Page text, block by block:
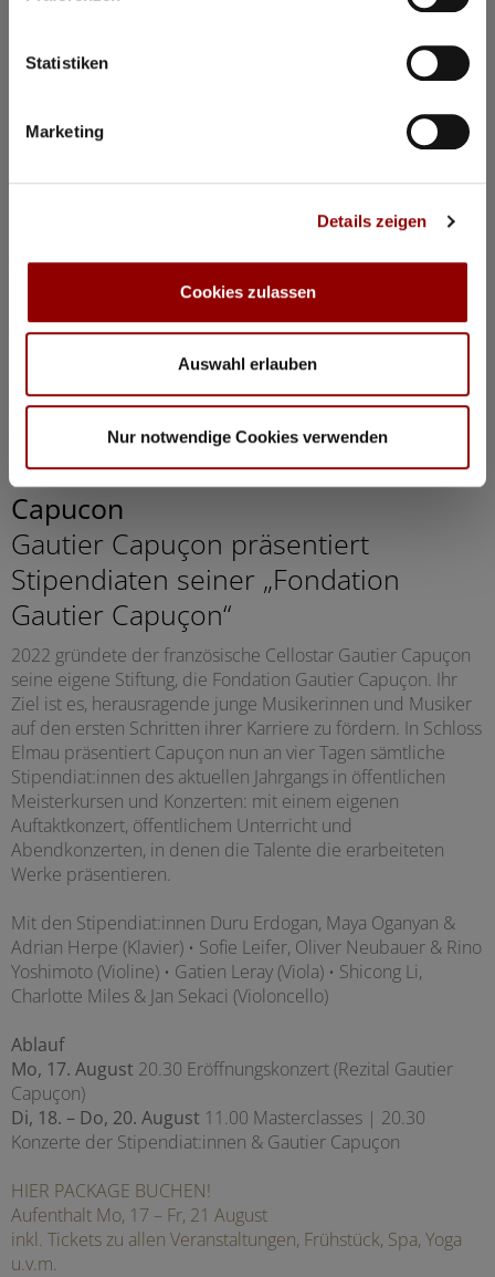
Statistiken
Marketing
Details zeigen
Cookies zulassen
Auswahl erlauben
Nur notwendige Cookies verwenden
Konzerte & Masterclasses Gautier Capuçon
Konzerte & Masterclasses Gautier
Capucon
Gautier Capuçon präsentiert
Stipendiaten seiner „Fondation
Gautier Capuçon“
2022 gründete der französische Cellostar Gautier Capuçon
seine eigene Stiftung, die Fondation Gautier Capuçon. Ihr
Ziel ist es, herausragende junge Musikerinnen und Musiker
auf den ersten Schritten ihrer Karriere zu fördern. In Schloss
Elmau präsentiert Capuçon nun an vier Tagen sämtliche
Stipendiat:innen des aktuellen Jahrgangs in öffentlichen
Meisterkursen und Konzerten: mit einem eigenen
Auftaktkonzert, öffentlichem Unterricht und
Abendkonzerten, in denen die Talente die erarbeiteten
Werke präsentieren.
Mit den Stipendiat:innen Duru Erdogan, Maya Oganyan &
Adrian Herpe (Klavier) • Sofie Leifer, Oliver Neubauer & Rino
Yoshimoto (Violine) • Gatien Leray (Viola) • Shicong Li,
Charlotte Miles & Jan Sekaci (Violoncello)
Ablauf
Mo, 17. August 20.30 Eröffnungskonzert (Rezital Gautier
Capuçon)
Di, 18. – Do, 20. August 11.00 Masterclasses | 20.30
Konzerte der Stipendiat:innen & Gautier Capuçon
HIER PACKAGE BUCHEN!
Aufenthalt Mo, 17 – Fr, 21 August
inkl. Tickets zu allen Veranstaltungen, Frühstück, Spa, Yoga
u.v.m.